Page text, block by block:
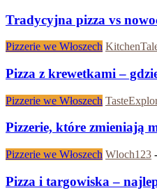
Tradycyjna pizza vs
Pizzerie we Włoszech
Pizza z krewetkami –
Pizzerie we Włoszech
Pizzerie, które zmieniają
Pizzerie we Włoszech Wloch123 -
Pizza i targowiska –